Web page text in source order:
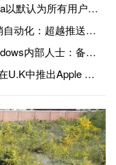
Wikipedia以默认为所有用户开始使用安全HTTPS
移动营销自动化：超越推送通知（网络研讨会）
嘿，Windows内部人士：备份您的浏览历史记录，因为Microsoft Edge即将到来
Apple正在U.K中推出Apple Pay.下个月，因为服务附近1M位置